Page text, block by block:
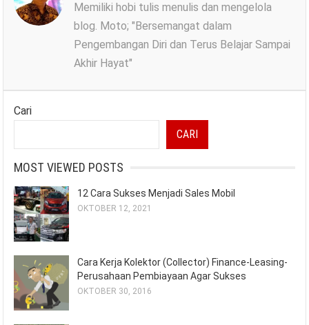
Memiliki hobi tulis menulis dan mengelola
blog. Moto; "Bersemangat dalam
Pengembangan Diri dan Terus Belajar Sampai
Akhir Hayat"
Cari
CARI
MOST VIEWED POSTS
12 Cara Sukses Menjadi Sales Mobil
OKTOBER 12, 2021
Cara Kerja Kolektor (Collector) Finance-Leasing-
Perusahaan Pembiayaan Agar Sukses
OKTOBER 30, 2016